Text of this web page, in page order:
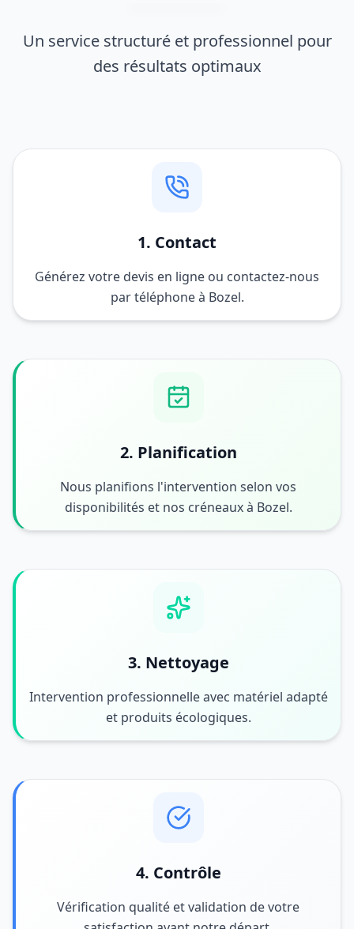
Un service structuré et professionnel pour
des résultats optimaux
1. Contact
Générez votre devis en ligne ou contactez-nous
par téléphone à Bozel.
2. Planification
Nous planifions l'intervention selon vos
disponibilités et nos créneaux à Bozel.
3. Nettoyage
Intervention professionnelle avec matériel adapté
et produits écologiques.
4. Contrôle
Vérification qualité et validation de votre